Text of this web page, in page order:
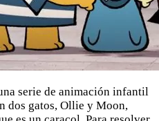
serie de animación infantil
dos gatos, Ollie y Moon,